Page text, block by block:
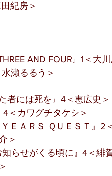
紀房＞
AND FOUR』1＜大川
瀬るるう＞
には死を』4＜恵広史＞
＜カワグチタケシ＞
ＡＲＳ ＱＵＥＳＴ』2
＞
せがくる頃に』4＜緋